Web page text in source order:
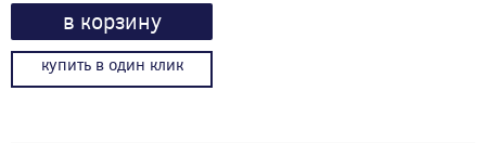
в корзину
купить в один клик